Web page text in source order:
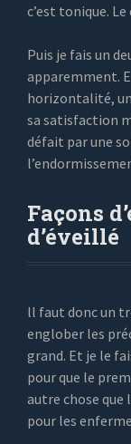
c’est tonique.
Puis je fais un
apparemment.
horizontalité,
sa satisfaction
défait par une
Façons
d’éveillé
ll faut donc un
englober les
grand. Et je le
pour que le
autre chose que
pour les